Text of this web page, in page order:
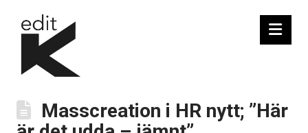
Masscreation i HR nytt; ”Här